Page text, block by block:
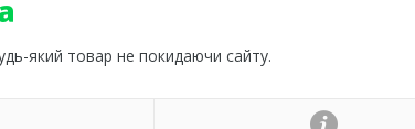
який товар не покидаючи сайту.